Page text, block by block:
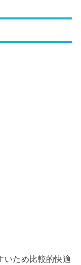
いため比較的快適